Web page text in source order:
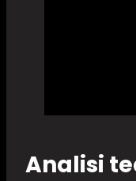
Analisi